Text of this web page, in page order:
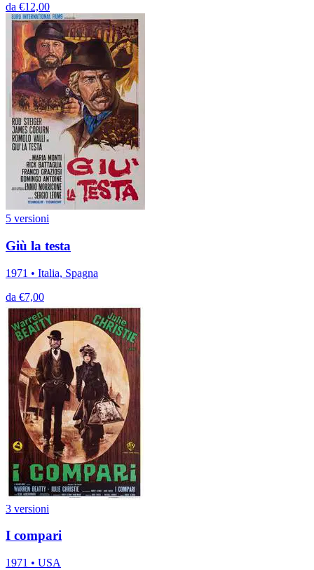
da €12,00
5 versioni
Giù la testa
1971 • Italia, Spagna
da €7,00
3 versioni
I compari
1971 • USA